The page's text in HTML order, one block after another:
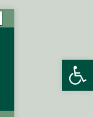
Werkzeugleiste öffnen